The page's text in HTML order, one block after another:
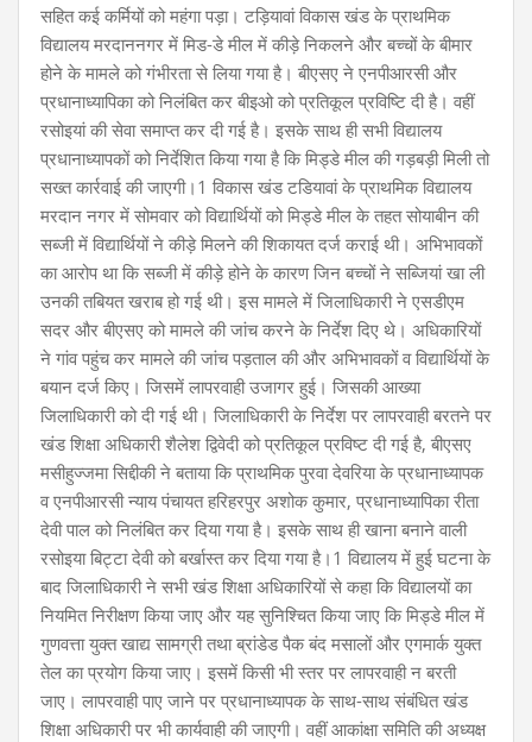
सहित कई कर्मियों को महंगा पड़ा। टड़ियावां विकास खंड के प्राथमिक
विद्यालय मरदाननगर में मिड-डे मील में कीड़े निकलने और बच्चों के बीमार
होने के मामले को गंभीरता से लिया गया है। बीएसए ने एनपीआरसी और
प्रधानाध्यापिका को निलंबित कर बीइओ को प्रतिकूल प्रविष्टि दी है। वहीं
रसोइयां की सेवा समाप्त कर दी गई है। इसके साथ ही सभी विद्यालय
प्रधानाध्यापकों को निर्देशित किया गया है कि मिड्डे मील की गड़बड़ी मिली तो
सख्त कार्रवाई की जाएगी।1 विकास खंड टडियावां के प्राथमिक विद्यालय
मरदान नगर में सोमवार को विद्यार्थियों को मिड्डे मील के तहत सोयाबीन की
सब्जी में विद्यार्थियों ने कीड़े मिलने की शिकायत दर्ज कराई थी। अभिभावकों
का आरोप था कि सब्जी में कीड़े होने के कारण जिन बच्चों ने सब्जियां खा ली
उनकी तबियत खराब हो गई थी। इस मामले में जिलाधिकारी ने एसडीएम
सदर और बीएसए को मामले की जांच करने के निर्देश दिए थे। अधिकारियों
ने गांव पहुंच कर मामले की जांच पड़ताल की और अभिभावकों व विद्यार्थियों के
बयान दर्ज किए। जिसमें लापरवाही उजागर हुई। जिसकी आख्या
जिलाधिकारी को दी गई थी। जिलाधिकारी के निर्देश पर लापरवाही बरतने पर
खंड शिक्षा अधिकारी शैलेश द्विवेदी को प्रतिकूल प्रविष्ट दी गई है, बीएसए
मसीहुज्जमा सिद्दीकी ने बताया कि प्राथमिक पुरवा देवरिया के प्रधानाध्यापक
व एनपीआरसी न्याय पंचायत हरिहरपुर अशोक कुमार, प्रधानाध्यापिका रीता
देवी पाल को निलंबित कर दिया गया है। इसके साथ ही खाना बनाने वाली
रसोइया बिट्टा देवी को बर्खास्त कर दिया गया है।1 विद्यालय में हुई घटना के
बाद जिलाधिकारी ने सभी खंड शिक्षा अधिकारियों से कहा कि विद्यालयों का
नियमित निरीक्षण किया जाए और यह सुनिश्चित किया जाए कि मिड्डे मील में
गुणवत्ता युक्त खाद्य सामग्री तथा ब्रांडेड पैक बंद मसालों और एगमार्क युक्त
तेल का प्रयोग किया जाए। इसमें किसी भी स्तर पर लापरवाही न बरती
जाए। लापरवाही पाए जाने पर प्रधानाध्यापक के साथ-साथ संबंधित खंड
शिक्षा अधिकारी पर भी कार्यवाही की जाएगी। वहीं आकांक्षा समिति की अध्यक्ष